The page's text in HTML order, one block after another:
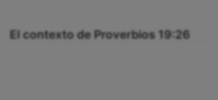
El contexto de Proverbios 19:26